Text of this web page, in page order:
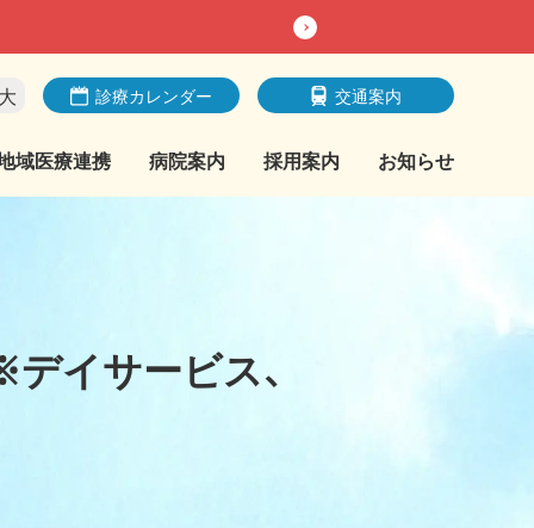
域医療連携 病院案内 採用案内 お知らせ
診療カレンダー 交通案内
大
デイサービス、